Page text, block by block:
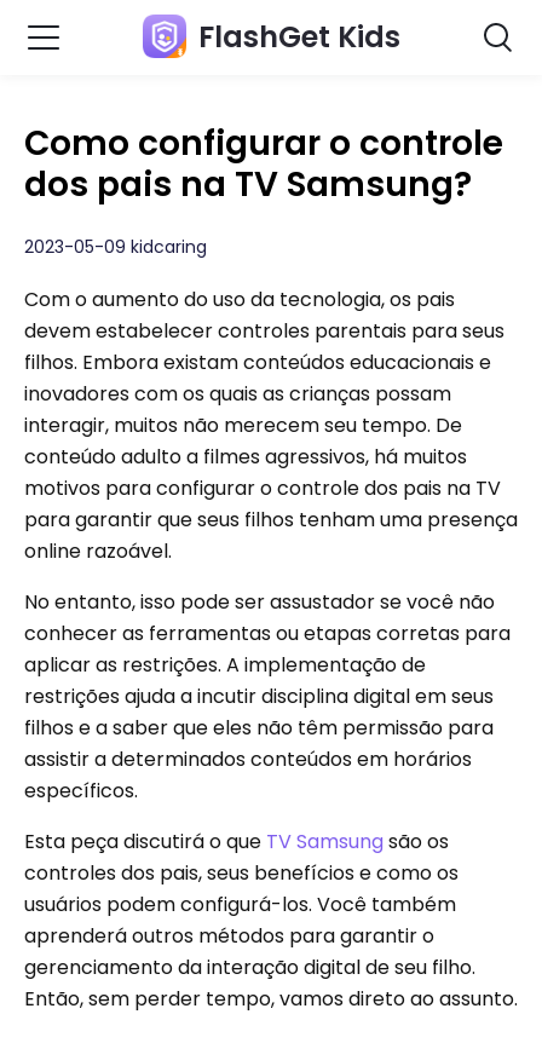
FlashGet Kids
Como configurar o controle
dos pais na TV Samsung?
2023-05-09 kidcaring
Com o aumento do uso da tecnologia, os pais
devem estabelecer controles parentais para seus
filhos. Embora existam conteúdos educacionais e
inovadores com os quais as crianças possam
interagir, muitos não merecem seu tempo. De
conteúdo adulto a filmes agressivos, há muitos
motivos para configurar o controle dos pais na TV
para garantir que seus filhos tenham uma presença
online razoável.
No entanto, isso pode ser assustador se você não
conhecer as ferramentas ou etapas corretas para
aplicar as restrições. A implementação de
restrições ajuda a incutir disciplina digital em seus
filhos e a saber que eles não têm permissão para
assistir a determinados conteúdos em horários
específicos.
Esta peça discutirá o que TV Samsung são os
controles dos pais, seus benefícios e como os
usuários podem configurá-los. Você também
aprenderá outros métodos para garantir o
gerenciamento da interação digital de seu filho.
Então, sem perder tempo, vamos direto ao assunto.